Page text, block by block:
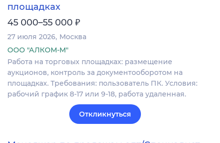
площадках
45 000–55 000 ₽
27 июля 2026 Москва
ООО "АЛКОМ-М"
Работа на торговых площадках: размещение
аукционов, контроль за документооборотом на
площадках. Требования: пользователь ПК. Условия:
рабочий график 8-17 или 9-18, работа удаленная.
Откликнуться